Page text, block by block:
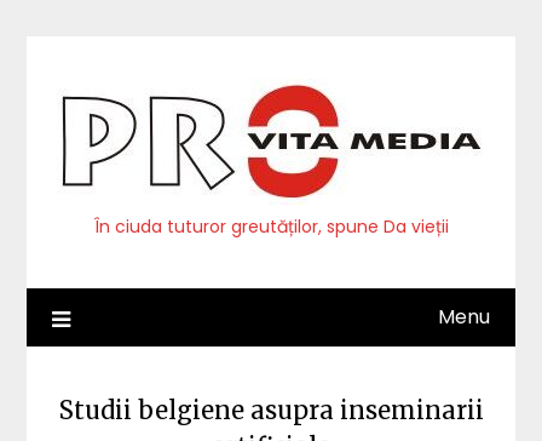
În ciuda tuturor greutăților, spune Da vieții
Menu
Studii belgiene asupra inseminarii